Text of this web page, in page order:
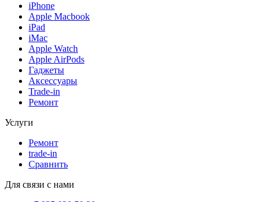
iPhone
Apple Macbook
iPad
iMac
Apple Watch
Apple AirPods
Гаджеты
Аксессуары
Trade-in
Ремонт
Услуги
Ремонт
trade-in
Сравнить
Для связи с нами